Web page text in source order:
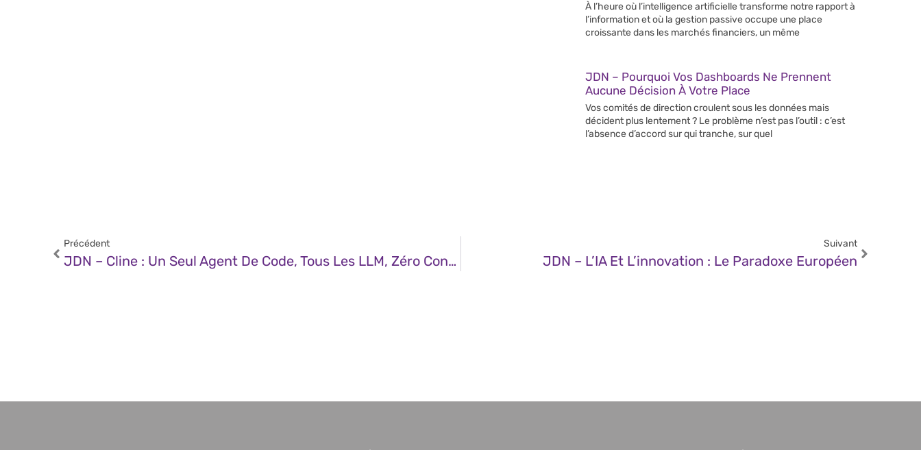
À l’heure où l’intelligence artificielle transforme notre rapport à
l’information et où la gestion passive occupe une place
croissante dans les marchés financiers, un même
JDN – Pourquoi Vos Dashboards Ne Prennent
Aucune Décision À Votre Place
Vos comités de direction croulent sous les données mais
décident plus lentement ? Le problème n’est pas l’outil : c’est
l’absence d’accord sur qui tranche, sur quel
Précédent
JDN – Cline : Un Seul Agent De Code, Tous Les LLM, Zéro Contrainte
Suivant
JDN – L’IA Et L’innovation : Le Paradoxe Européen